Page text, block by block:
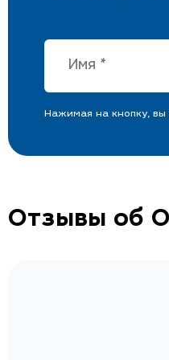
Нажимая на кнопку, вы
Отзывы об